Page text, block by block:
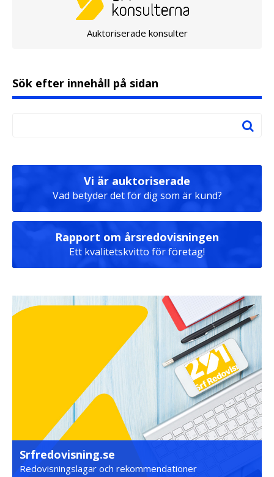
Auktoriserade konsulter
Sök efter innehåll på sidan
Vi är auktoriserade
Vad betyder det för dig som är kund?
Rapport om årsredovisningen
Ett kvalitetskvitto för företag!
Srfredovisning.se
Redovisningslagar och rekommendationer